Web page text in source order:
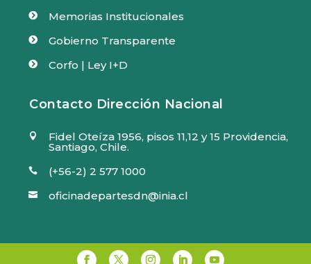
 Memorias Institucionales
 Gobierno Transparente
 Corfo | Ley I+D
Contacto Dirección Nacional
 Fidel Oteíza 1956, pisos 11,12 y 15 Providencia,
Santiago, Chile.
 (+56-2) 2 577 1000
 oficinadepartesdn@inia.cl